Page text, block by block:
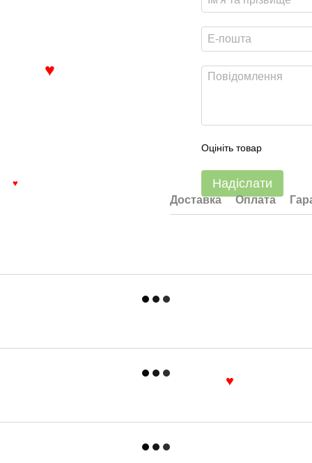
Оцініть товар
Надіслати
Доставка Оплата